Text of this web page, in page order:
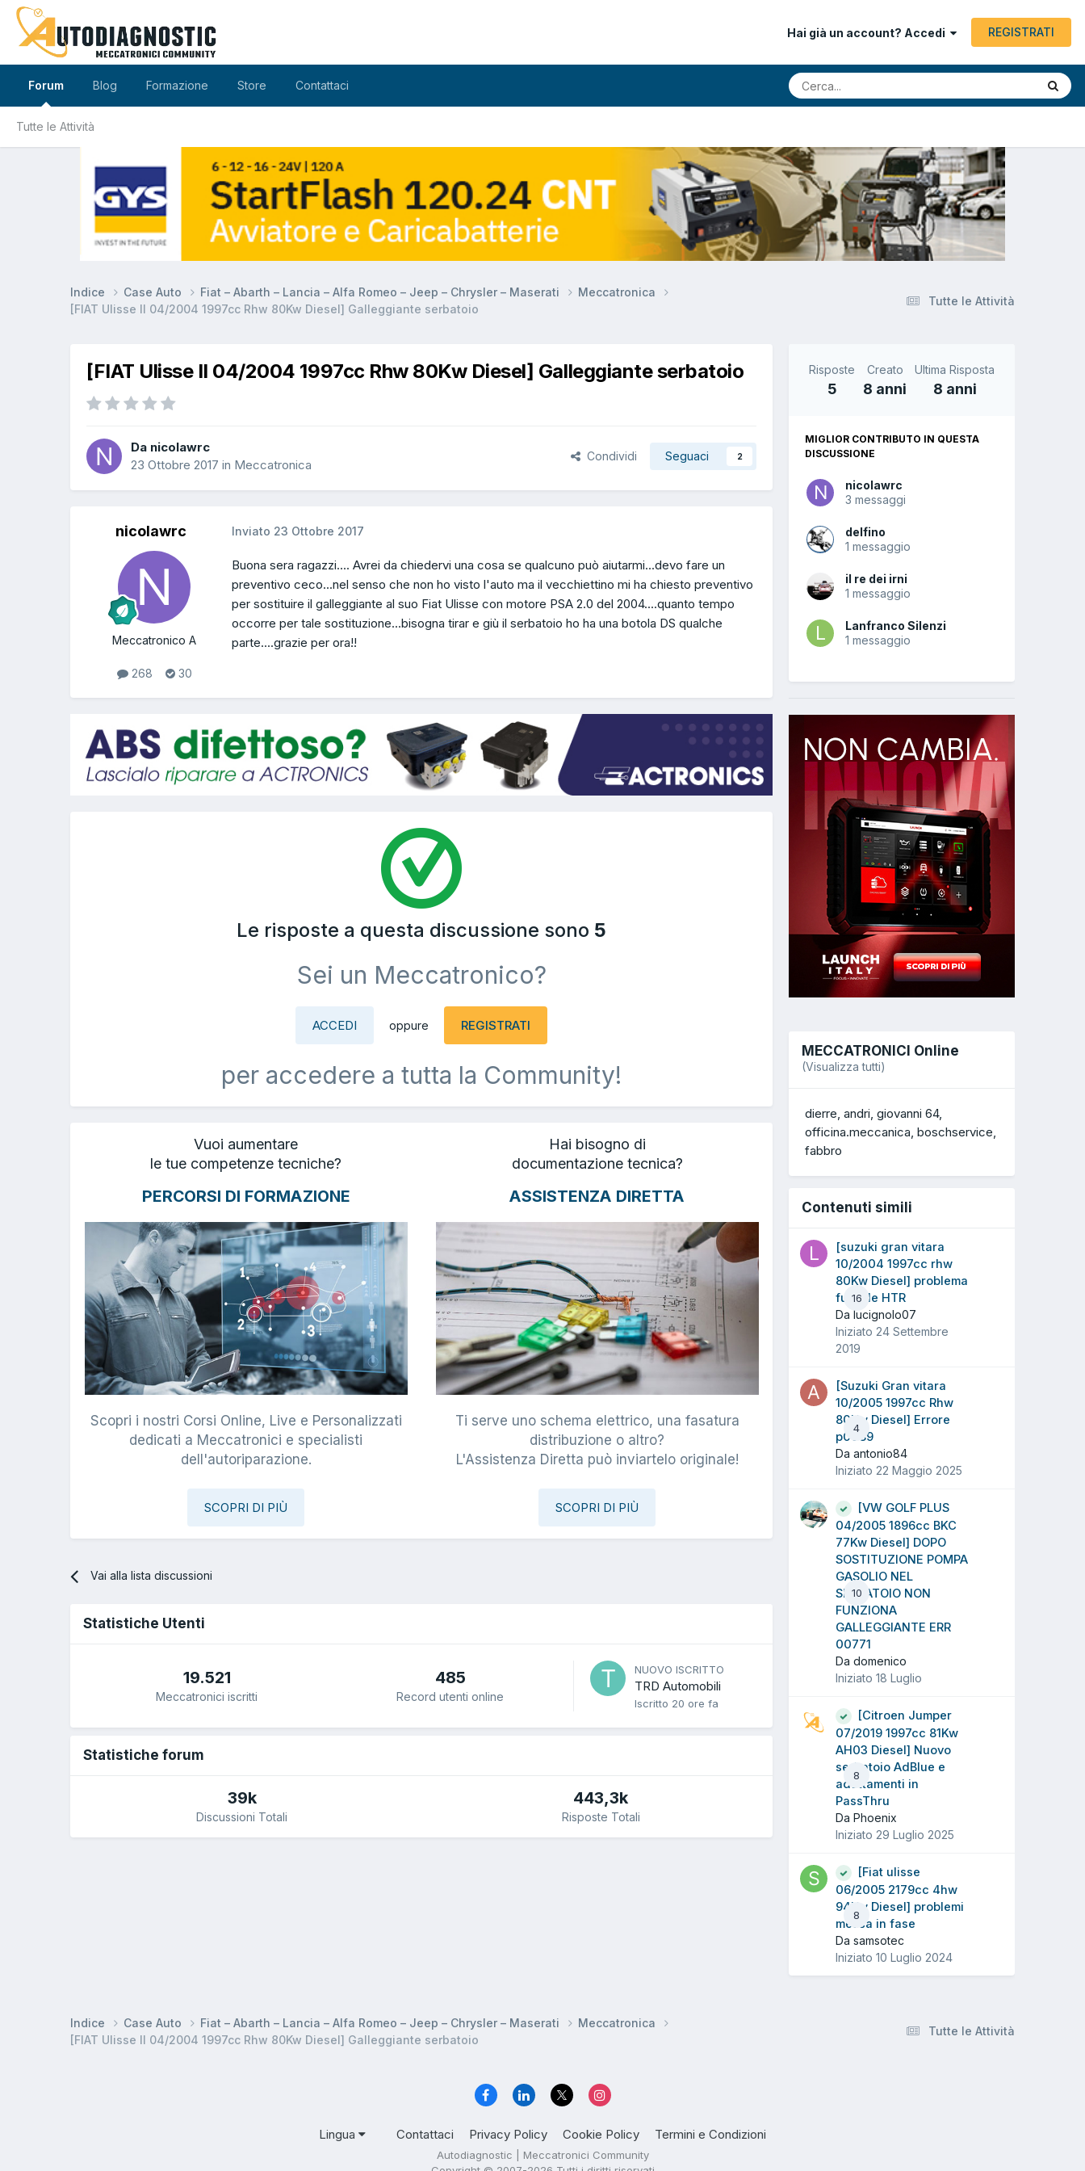
Hai già un account? Accedi REGISTRATI
Forum
Tutte le Attività
Blog Formazione Store Contattaci
Tutte le Attività
Indice Case Auto Fiat – Abarth – Lancia – Alfa Romeo – Jeep – Chrysler – Maserati
Meccatronica
[FIAT Ulisse II 04/2004 1997cc Rhw 80Kw Diesel] Galleggiante serbatoio
[FIAT Ulisse II 04/2004 1997cc Rhw 80Kw Diesel] Galleggiante serbatoio
Da nicolawrc
23 Ottobre 2017 in Meccatronica
Condividi Seguaci 2
nicolawrc
Meccatronico A
268 30
Inviato 23 Ottobre 2017
Buona sera ragazzi.... Avrei da chiedervi una cosa se qualcuno può aiutarmi...devo fare un
preventivo ceco...nel senso che non ho visto l'auto ma il vecchiettino mi ha chiesto preventivo
per sostituire il galleggiante al suo Fiat Ulisse con motore PSA 2.0 del 2004....quanto tempo
occorre per tale sostituzione...bisogna tirar e giù il serbatoio ho ha una botola DS qualche
parte....grazie per ora!!
Le risposte a questa discussione sono 5
Sei un Meccatronico?
ACCEDI oppure REGISTRATI
per accedere a tutta la Community!
Vuoi aumentare
le tue competenze tecniche?
PERCORSI DI FORMAZIONE
Scopri i nostri Corsi Online, Live e Personalizzati
dedicati a Meccatronici e specialisti
dell'autoriparazione.
SCOPRI DI PIÙ
Hai bisogno di
documentazione tecnica?
ASSISTENZA DIRETTA
Ti serve uno schema elettrico, una fasatura
distribuzione o altro?
L'Assistenza Diretta può inviartelo originale!
SCOPRI DI PIÙ
Vai alla lista discussioni
Statistiche Utenti
19.521
Meccatronici iscritti
485
Record utenti online
NUOVO ISCRITTO
TRD Automobili
Iscritto 20 ore fa
Statistiche forum
39k
Discussioni Totali
443,3k
Risposte Totali
Risposte
5
Creato
8 anni
Ultima Risposta
8 anni
MIGLIOR CONTRIBUTO IN QUESTA
DISCUSSIONE
nicolawrc
3 messaggi
delfino
1 messaggio
il re dei irni
1 messaggio
Lanfranco Silenzi
1 messaggio
MECCATRONICI Online
(Visualizza tutti)
dierre andri giovanni 64
officina.meccanica boschservice
fabbro
Contenuti simili
16
[suzuki gran vitara
10/2004 1997cc rhw
80Kw Diesel] problema
fusibile HTR
Da lucignolo07
Iniziato 24 Settembre
2019
4
[Suzuki Gran vitara
10/2005 1997cc Rhw
80Kw Diesel] Errore
p0089
Da antonio84
Iniziato 22 Maggio 2025
10
[VW GOLF PLUS
04/2005 1896cc BKC
77Kw Diesel] DOPO
SOSTITUZIONE POMPA
GASOLIO NEL
SERBATOIO NON
FUNZIONA
GALLEGGIANTE ERR
00771
Da domenico
Iniziato 18 Luglio
8
[Citroen Jumper
07/2019 1997cc 81Kw
AH03 Diesel] Nuovo
serbatoio AdBlue e
adattamenti in
PassThru
Da Phoenix
Iniziato 29 Luglio 2025
8
[Fiat ulisse
06/2005 2179cc 4hw
94Kw Diesel] problemi
messa in fase
Da samsotec
Iniziato 10 Luglio 2024
Tutte le Attività
Indice Case Auto Fiat – Abarth – Lancia – Alfa Romeo – Jeep – Chrysler – Maserati
Meccatronica
[FIAT Ulisse II 04/2004 1997cc Rhw 80Kw Diesel] Galleggiante serbatoio
Lingua Contattaci Privacy Policy Cookie Policy Termini e Condizioni
Autodiagnostic | Meccatronici Community